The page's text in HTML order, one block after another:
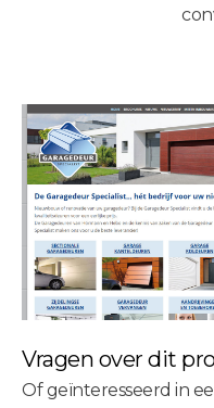
Vragen over dit
Of geïnteresseerd in